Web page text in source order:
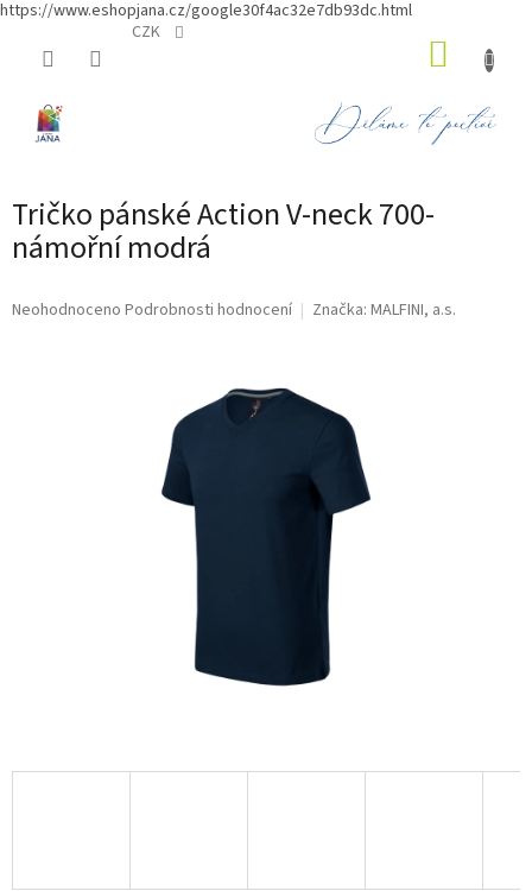
https://www.eshopjana.cz/google30f4ac32e7db93dc.html
CZK
Tričko pánské Action V-neck 700-
námořní modrá
Průměrné
Neohodnoceno Podrobnosti hodnocení Značka: MALFINI, a.s.